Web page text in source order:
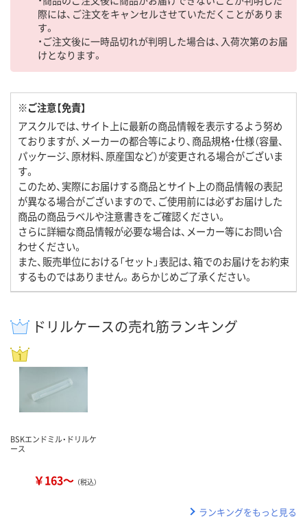
際には、ご注文をキャンセルさせていただくことがありま
す。
・ご注文後に一時品切れが判明した場合は、入荷次第のお届
けとなります。
※ご注意【免責】
アスクルでは、サイト上に最新の商品情報を表示するよう努め
ておりますが、メーカーの都合等により、商品規格・仕様（容量、
パッケージ、原材料、原産国など）が変更される場合がございま
す。
このため、実際にお届けする商品とサイト上の商品情報の表記
が異なる場合がございますので、ご使用前には必ずお届けした
商品の商品ラベルや注意書きをご確認ください。
さらに詳細な商品情報が必要な場合は、メーカー等にお問い合
わせください。
また、販売単位における「セット」表記は、箱でのお届けをお約束
するものではありません。あらかじめご了承ください。
ドリルケースの売れ筋ランキング
BSKエンドミル・ドリルケ
ース
￥163～ （税込）
ランキングをもっと見る